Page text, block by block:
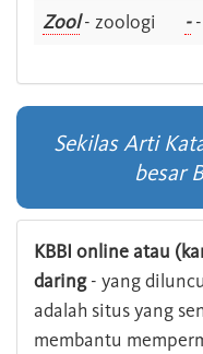
Zool- zoologi --
Sekilas Arti
besar
KBBI online atau
daring- yang
adalah situs yang
membantu